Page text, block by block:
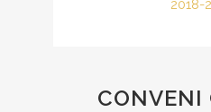
2018-
CONVENI